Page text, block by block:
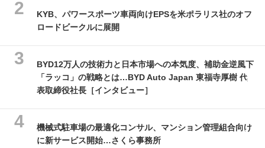
KYB、パワースポーツ車両向けEPSを米ポラリス社のオフ
ロードビークルに展開
BYD12万人の技術力と日本市場への本気度、補助金逆風下
「ラッコ」の戦略とは…BYD Auto Japan 東福寺厚樹 代
表取締役社長［インタビュー］
機械式駐車場の最適化コンサル、マンション管理組合向け
に新サービス開始…さくら事務所